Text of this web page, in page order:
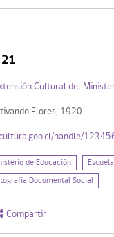
21
Cultural del
Flores, 1920
handle/
de Educación
Documental Social
Compartir